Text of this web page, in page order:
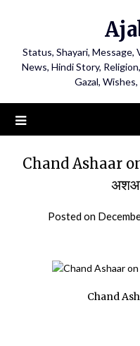
Status, Shayari, Message,
News, Hindi Story,
Gazal,
Chand Ashaar
Posted on
Chand